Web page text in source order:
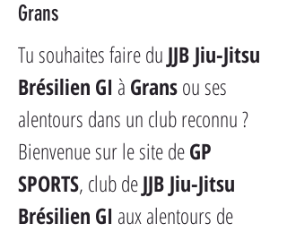
Grans
Tu souhaites faire du JJB Jiu-Jitsu
Brésilien GI à Grans ou ses
alentours dans un club reconnu ?
Bienvenue sur le site de GP
SPORTS, club de JJB Jiu-Jitsu
Brésilien GI aux alentours de